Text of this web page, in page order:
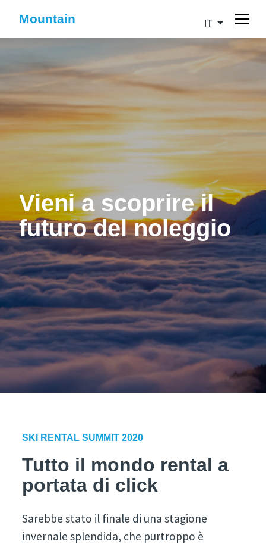
Mountain IT
Vieni a scoprire il
futuro del noleggio
SKI RENTAL SUMMIT 2020
Tutto il mondo rental a
portata di click
Sarebbe stato il finale di una stagione
invernale splendida, che purtroppo è